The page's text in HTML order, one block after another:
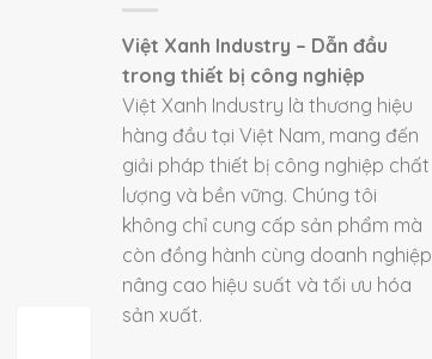
Việt Xanh Industry – Dẫn đầu
trong thiết bị công nghiệp
Việt Xanh Industry là thương hiệu
hàng đầu tại Việt Nam, mang đến
giải pháp thiết bị công nghiệp chất
lượng và bền vững. Chúng tôi
không chỉ cung cấp sản phẩm mà
còn đồng hành cùng doanh nghiệp
nâng cao hiệu suất và tối ưu hóa
sản xuất.